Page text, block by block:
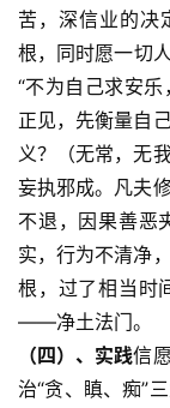
心
乐
菩
提
专
题
公
益
慈
善
苦，深信业的决
根，同时愿一切
“不为自己求安
正见，先衡量自
义？（无常，无
妄执邪成。凡夫
不退，因果善恶
实，行为不清净
根，过了相当时
——净土法门。
（四）、实践信
治“贪、瞋、痴”